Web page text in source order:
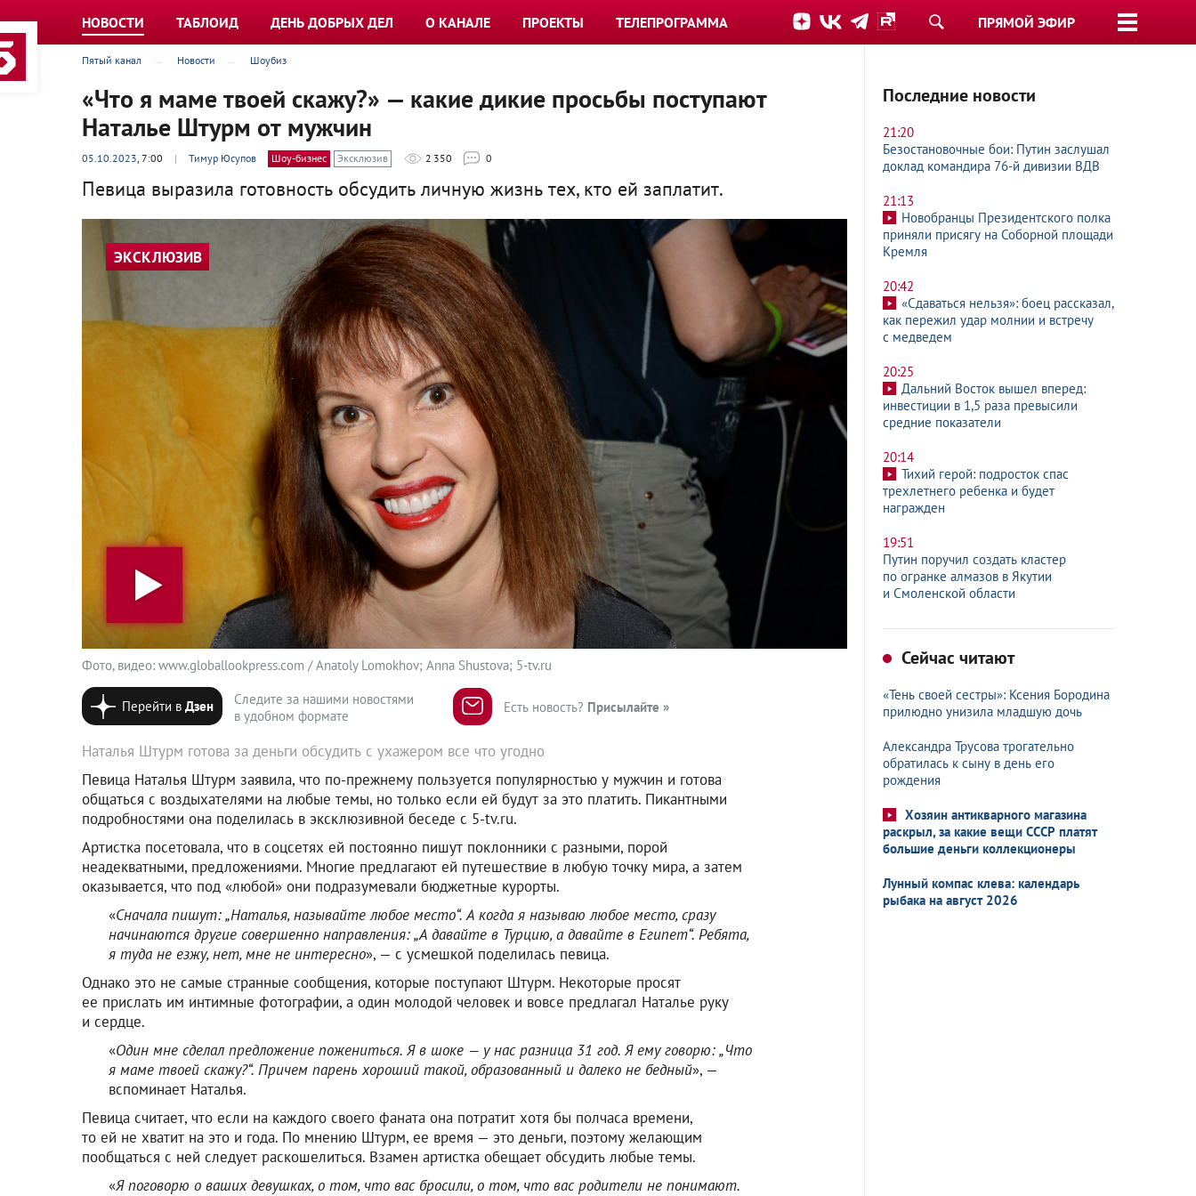
ПРЯМОЙ ЭФИР
НОВОСТИ ТАБЛОИД ДЕНЬ ДОБРЫХ ДЕЛ О КАНАЛЕ ПРОЕКТЫ ТЕЛЕПРОГРАММА
Пятый канал Новости Шоубиз
«Что я маме твоей скажу?» — какие дикие просьбы поступают
Наталье Штурм от мужчин
05.10.2023, 7:00 | Тимур Юсупов Шоу-бизнес Эксклюзив 2 350 0
Певица выразила готовность обсудить личную жизнь тех, кто ей заплатит.
ЭКСКЛЮЗИВ
Фото, видео: www.globallookpress.com / Anatoly Lomokhov; Anna Shustova; 5-tv.ru
Перейти вДзен
Следите за нашими новостями
в удобном формате
Есть новость? Присылайте »
Наталья Штурм готова за деньги обсудить с ухажером все что угодно
Певица Наталья Штурм заявила, что по-прежнему пользуется популярностью у мужчин и готова
общаться с воздыхателями на любые темы, но только если ей будут за это платить. Пикантными
подробностями она поделилась в эксклюзивной беседе с 5-tv.ru.
Артистка посетовала, что в соцсетях ей постоянно пишут поклонники с разными, порой
неадекватными, предложениями. Многие предлагают ей путешествие в любую точку мира, а затем
оказывается, что под «любой» они подразумевали бюджетные курорты.
«Сначала пишут: „Наталья, называйте любое место“. А когда я называю любое место, сразу
начинаются другие совершенно направления: „А давайте в Турцию, а давайте в Египет“. Ребята,
я туда не езжу, нет, мне не интересно», — с усмешкой поделилась певица.
Однако это не самые странные сообщения, которые поступают Штурм. Некоторые просят
ее прислать им интимные фотографии, а один молодой человек и вовсе предлагал Наталье руку
и сердце.
«Один мне сделал предложение пожениться. Я в шоке — у нас разница 31 год. Я ему говорю: „Что
я маме твоей скажу?“. Причем парень хороший такой, образованный и далеко не бедный», —
вспоминает Наталья.
Певица считает, что если на каждого своего фаната она потратит хотя бы полчаса времени,
то ей не хватит на это и года. По мнению Штурм, ее время — это деньги, поэтому желающим
пообщаться с ней следует раскошелиться. Взамен артистка обещает обсудить любые темы.
«Я поговорю о ваших девушках, о том, что вас бросили, о том, что вас родители не понимают.
Последние новости
21:20
Безостановочные бои: Путин заслушал
доклад командира 76-й дивизии ВДВ
21:13
Новобранцы Президентского полка
приняли присягу на Соборной площади
Кремля
20:42
«Сдаваться нельзя»: боец рассказал,
как пережил удар молнии и встречу
с медведем
20:25
Дальний Восток вышел вперед:
инвестиции в 1,5 раза превысили
средние показатели
20:14
Тихий герой: подросток спас
трехлетнего ребенка и будет
награжден
19:51
Путин поручил создать кластер
по огранке алмазов в Якутии
и Смоленской области
Сейчас читают
«Тень своей сестры»: Ксения Бородина
прилюдно унизила младшую дочь
Александра Трусова трогательно
обратилась к сыну в день его
рождения
Хозяин антикварного магазина
раскрыл, за какие вещи СССР платят
большие деньги коллекционеры
Лунный компас клева: календарь
рыбака на август 2026